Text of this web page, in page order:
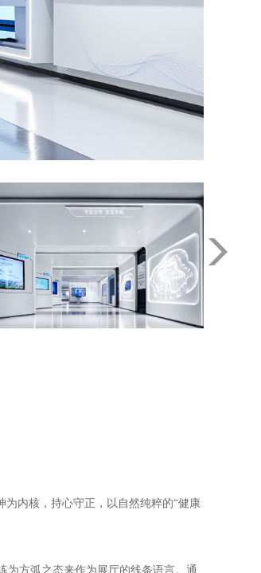
为内核，持心守正 ， 以自然纯粹的“健康
为方弧之态来作为展厅的线条语言。 通